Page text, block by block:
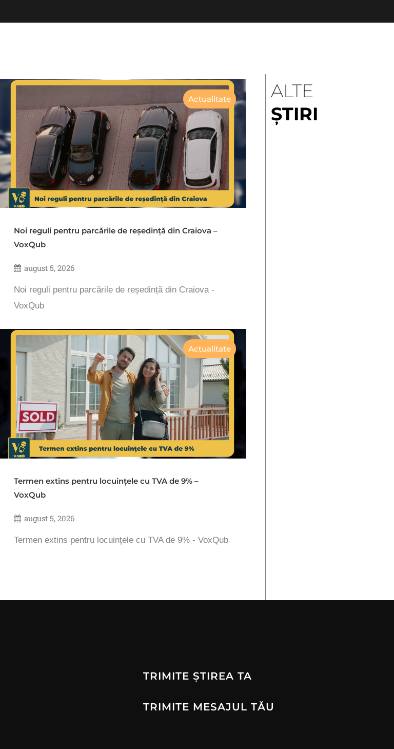
Actualitate
Noi reguli pentru parcările de reședință din Craiova –
VoxQub
august 5, 2026
Noi reguli pentru parcările de reședință din Craiova -
VoxQub
Actualitate
Termen extins pentru locuințele cu TVA de 9% –
VoxQub
august 5, 2026
Termen extins pentru locuințele cu TVA de 9% - VoxQub
ALTE
ȘTIRI
TRIMITE ȘTIREA TA
TRIMITE MESAJUL TĂU